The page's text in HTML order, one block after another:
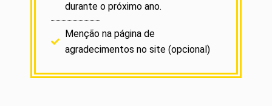
durante o próximo ano.
Menção na página de
agradecimentos no site (opcional)